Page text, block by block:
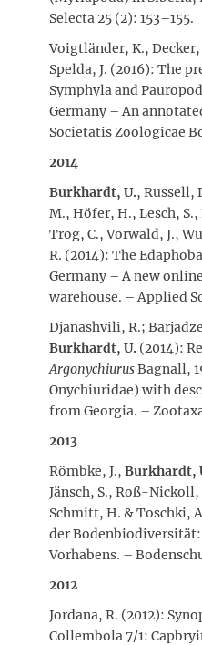
Selecta 25 (2): 153–155.
Voigtländer, K., Decker,
Spelda, J. (2016): The
Symphyla and
Germany – An
Societatis Zoologicae
2014
Burkhardt, U., Russell,
M., Höfer, H., Lesch, S.,
Trog, C., Vorwald, J.,
R. (2014): The
Germany – A new
warehouse. – Applied
Djanashvili, R.;
Burkhardt, U. (2014):
ArgonychiurusBagnall,
Onychiuridae) with
from Georgia. –
2013
Römbke, J., Burkhardt,
Jänsch, S., Roß-Nickoll,
Schmitt, H. & Toschki,
der Bodenbiodiversität:
Vorhabens. –
2012
Jordana, R. (2012):
Collembola 7/1: